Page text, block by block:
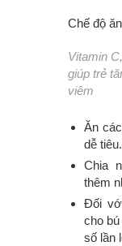
Chế độ
Vitamin
giúp trẻ
viêm
Ăn
dễ tiêu.
Chia
thêm
Đối
cho
số lần